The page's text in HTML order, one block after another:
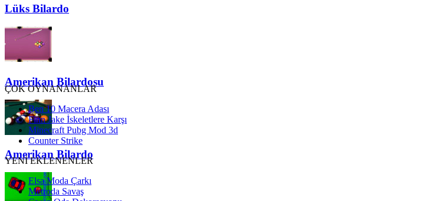
Lüks Bilardo
Amerikan Bilardosu
Amerikan Bilardo
ÇOK OYNANANLAR
Ben 10 Macera Adası
Finn Jake İskeletlere Karşı
Minecraft Pubg Mod 3d
Counter Strike
YENİ EKLENENLER
Elsa Moda Çarkı
Metroda Savaş